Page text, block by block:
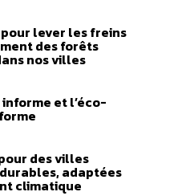
lever les freins
des forêts
nos villes
et l’éco-
des villes
adaptées
climatique